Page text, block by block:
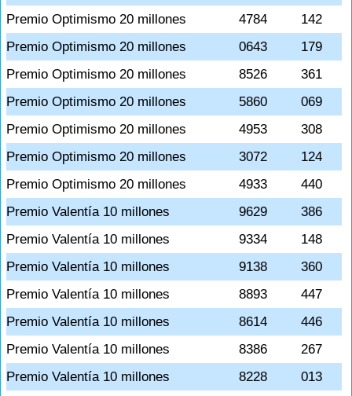
Premio Optimismo 20 millones
4784
142
Premio Optimismo 20 millones
0643
179
Premio Optimismo 20 millones
8526
361
Premio Optimismo 20 millones
5860
069
Premio Optimismo 20 millones
4953
308
Premio Optimismo 20 millones
3072
124
Premio Optimismo 20 millones
4933
440
Premio Valentía 10 millones
9629
386
Premio Valentía 10 millones
9334
148
Premio Valentía 10 millones
9138
360
Premio Valentía 10 millones
8893
447
Premio Valentía 10 millones
8614
446
Premio Valentía 10 millones
8386
267
Premio Valentía 10 millones
8228
013